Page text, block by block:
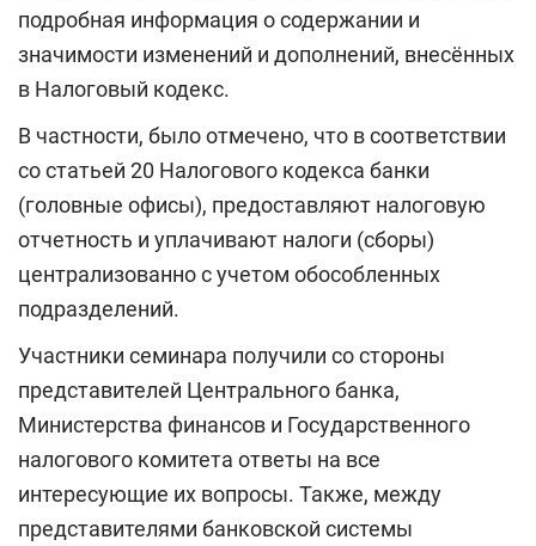
подробная информация о содержании и
значимости изменений и дополнений, внесённых
в Налоговый кодекс.
В частности, было отмечено, что в соответствии
со статьей 20 Налогового кодекса банки
(головные офисы), предоставляют налоговую
отчетность и уплачивают налоги (сборы)
централизованно с учетом обособленных
подразделений.
Участники семинара получили со стороны
представителей Центрального банка,
Министерства финансов и Государственного
налогового комитета ответы на все
интересующие их вопросы. Также, между
представителями банковской системы